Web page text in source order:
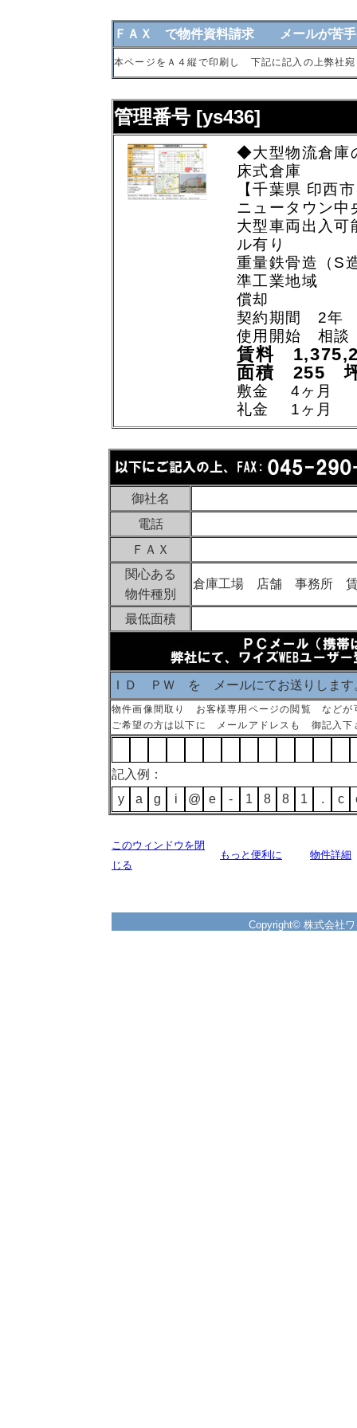
ＦＡＸ で物件資料請求 メールが苦手
本ページをＡ４縦で印刷し 下記に記入の上弊
管理番号 [ys436]
◆大型物流倉庫
床式倉庫
【千葉県 印
ニュータウン
大型車両出入可
ル有り
重量鉄骨造（S
準工業地域
償却
契約期間 2年
使用開始 相談
賃料
面積 255
敷金 4ヶ月
礼金 1ヶ月
御社名
電話
ＦＡＸ
関心ある
物件種別
倉庫工場 店舗 事務所
最低面積
ＩＤ ＰＷ を メールにてお送りします
物件画像間取り お客様専用ページの閲覧 などが
ご希望の方は以下に メールアドレスも 御記入下
記入例：
y
a g i @ e - 1 8 8 1 . c
このウィンドウを閉
じる
もっと便利に 物件詳細
Copyright© 株式会社